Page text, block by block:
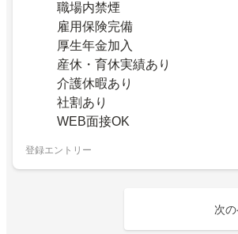
職場内禁煙
雇用保険完備
厚生年金加入
産休・育休実績あり
介護休暇あり
社割あり
WEB面接OK
登録エントリー
次